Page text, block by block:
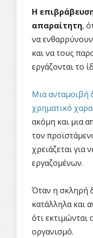
Η
απαραίτητη,
να
και να τους
εργάζονται το
Μια ανταμοιβή
χρηματικό
ακόμη και μια
τον
χρειάζεται για
εργαζομένων.
Όταν η σκληρή
κατάλληλα και
ότι εκτιμώνται
οργανισμό.